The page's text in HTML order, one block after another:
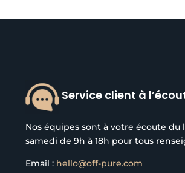
Service client à
Nos équipes sont à votre écoute du
samedi de 9h à 18h pour tous
Email : hello@off-pure.com